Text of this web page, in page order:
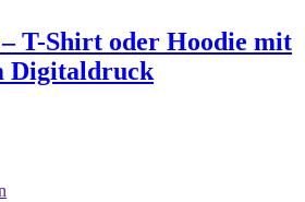
T-Shirt oder Hoodie mit
Digitaldruck